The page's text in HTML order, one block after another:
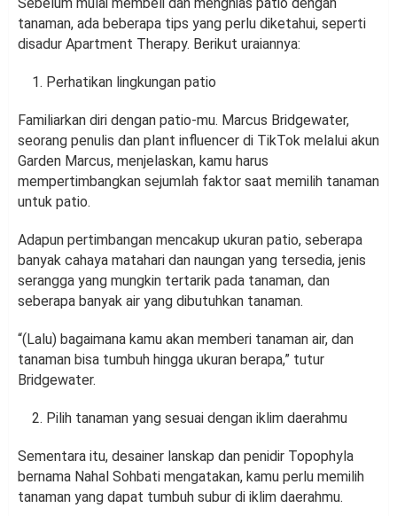
tanaman, ada beberapa tips yang perlu diketahui, seperti
disadur Apartment Therapy. Berikut uraiannya:
Perhatikan lingkungan patio
Familiarkan diri dengan patio-mu. Marcus Bridgewater,
seorang penulis dan plant influencer di TikTok melalui akun
Garden Marcus, menjelaskan, kamu harus
mempertimbangkan sejumlah faktor saat memilih tanaman
untuk patio.
Adapun pertimbangan mencakup ukuran patio, seberapa
banyak cahaya matahari dan naungan yang tersedia, jenis
serangga yang mungkin tertarik pada tanaman, dan
seberapa banyak air yang dibutuhkan tanaman.
“(Lalu) bagaimana kamu akan memberi tanaman air, dan
tanaman bisa tumbuh hingga ukuran berapa,” tutur
Bridgewater.
Pilih tanaman yang sesuai dengan iklim daerahmu
Sementara itu, desainer lanskap dan penidir Topophyla
bernama Nahal Sohbati mengatakan, kamu perlu memilih
tanaman yang dapat tumbuh subur di iklim daerahmu.